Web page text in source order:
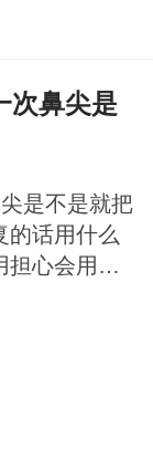
次鼻尖是
是不是就把
的话用什么
担心会用